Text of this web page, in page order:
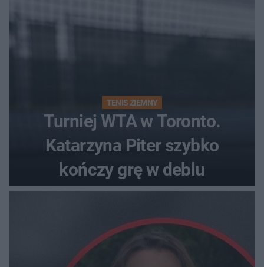
TENIS ZIEMNY
Turniej WTA w Toronto.
Katarzyna Piter szybko
kończy grę w deblu